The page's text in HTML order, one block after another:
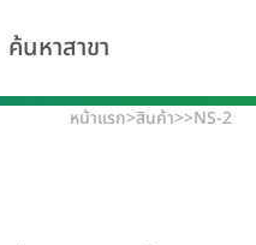
ค้นหาสาขา
หน้าแรก>สินค้า>>NS-2